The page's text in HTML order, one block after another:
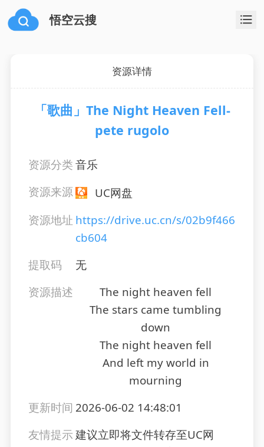
悟空云搜
资源详情
「歌曲」The Night Heaven Fell-
pete rugolo
资源分类音乐
资源来源
UC网盘
资源地址 https://drive.uc.cn/s/02b9f466
cb604
提取码
无
资源描述
The night heaven fell
The stars came tumbling
down
The night heaven fell
And left my world in
mourning
更新时间 2026-06-02 14:48:01
友情提示建议立即将文件转存至UC网